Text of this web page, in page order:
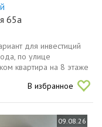
65а
для инвестиций
по улице
квартира на 8 этаже
общей
В избранное
09.08.26